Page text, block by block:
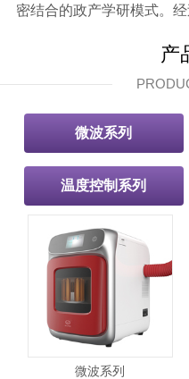
密结合的政产学研模式。
产
微波系列
温度控制系列
微波系列